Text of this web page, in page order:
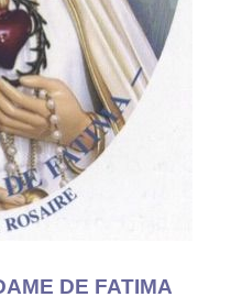
DE FATIMA